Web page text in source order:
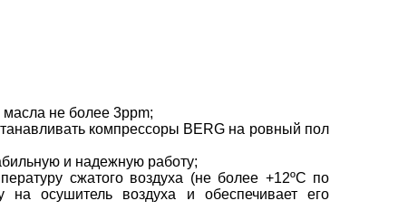
не более 3ppm;
компрессоры BERG на ровный пол
и надежную работу;
сжатого воздуха (не более +12ºС по
осушитель воздуха и обеспечивает его